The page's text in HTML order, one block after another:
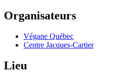
Organisateurs
Végane Québec
Centre Jacques-Cartier
Lieu